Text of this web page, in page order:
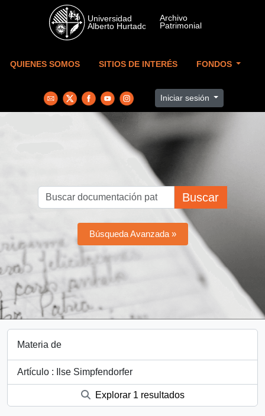
Skip to main content
QUIENES SOMOS SITIOS DE INTERÉS FONDOS
Iniciar sesión
Buscar
Búsqueda Avanzada »
Materia de
Artículo : Ilse Simpfendorfer
Explorar 1 resultados